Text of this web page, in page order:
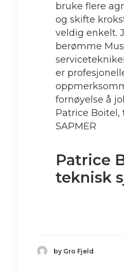
bruke flere
og skifte
veldig enkelt.
berømme
er
fornøyelse å
Patrice Boitel,
SAPMER
Patrice
teknisk
by Gro Fjeld